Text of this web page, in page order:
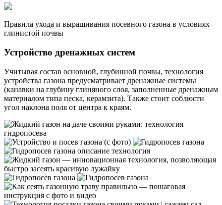
Правила ухода и выращивания посевного газона в условиях
глинистой почвы
Устройство дренажных систем
Учитывая состав основной, глубинной почвы, технология
устройства газона предусматривает дренажные системы
(канавки на глубину глиняного слоя, заполненные дренажным
материалом типа песка, керамзита). Также стоит соблюсти
угол наклона поля от центра к краям.